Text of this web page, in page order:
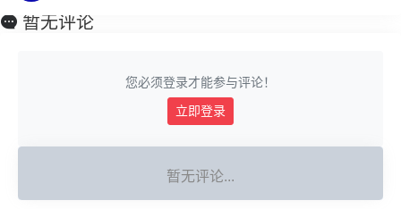
暂无评论
您必须登录才能参与评论！
立即登录
暂无评论...